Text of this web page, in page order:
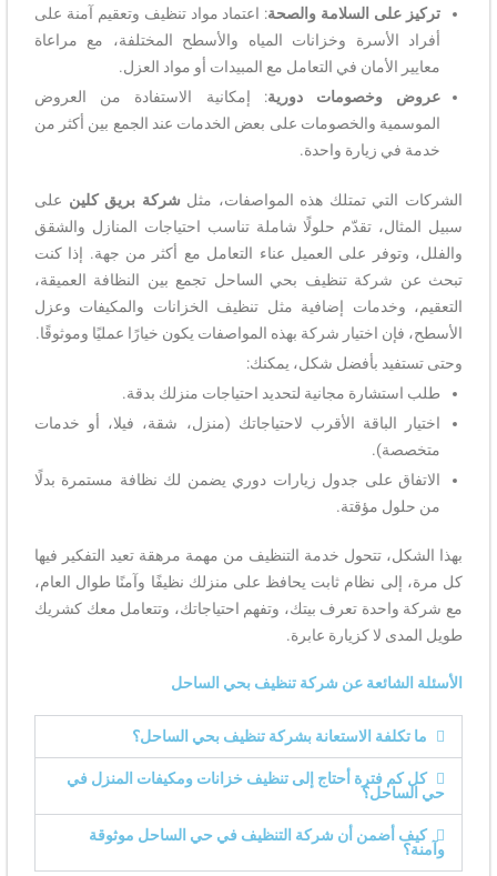
تركيز على السلامة والصحة: اعتماد مواد تنظيف وتعقيم آمنة على
أفراد الأسرة وخزانات المياه والأسطح المختلفة، مع مراعاة
معايير الأمان في التعامل مع المبيدات أو مواد العزل.
عروض وخصومات دورية: إمكانية الاستفادة من العروض
الموسمية والخصومات على بعض الخدمات عند الجمع بين أكثر من
خدمة في زيارة واحدة.
الشركات التي تمتلك هذه المواصفات، مثل شركة بريق كلين على
سبيل المثال، تقدّم حلولًا شاملة تناسب احتياجات المنازل والشقق
والفلل، وتوفر على العميل عناء التعامل مع أكثر من جهة. إذا كنت
تبحث عن شركة تنظيف بحي الساحل تجمع بين النظافة العميقة،
التعقيم، وخدمات إضافية مثل تنظيف الخزانات والمكيفات وعزل
الأسطح، فإن اختيار شركة بهذه المواصفات يكون خيارًا عمليًا وموثوقًا.
وحتى تستفيد بأفضل شكل، يمكنك:
طلب استشارة مجانية لتحديد احتياجات منزلك بدقة.
اختيار الباقة الأقرب لاحتياجاتك (منزل، شقة، فيلا، أو خدمات
متخصصة).
الاتفاق على جدول زيارات دوري يضمن لك نظافة مستمرة بدلًا
من حلول مؤقتة.
بهذا الشكل، تتحول خدمة التنظيف من مهمة مرهقة تعيد التفكير فيها
كل مرة، إلى نظام ثابت يحافظ على منزلك نظيفًا وآمنًا طوال العام،
مع شركة واحدة تعرف بيتك، وتفهم احتياجاتك، وتتعامل معك كشريك
طويل المدى لا كزيارة عابرة.
الأسئلة الشائعة عن شركة تنظيف بحي الساحل
ما تكلفة الاستعانة بشركة تنظيف بحي الساحل؟
كل كم فترة أحتاج إلى تنظيف خزانات ومكيفات المنزل في
حي الساحل؟
كيف أضمن أن شركة التنظيف في حي الساحل موثوقة
وآمنة؟